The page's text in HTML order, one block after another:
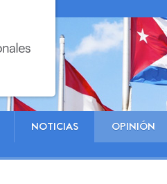
NOTICIAS OPINIÓN